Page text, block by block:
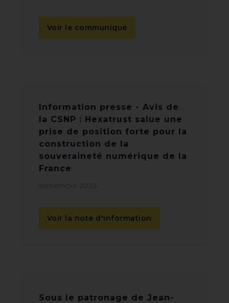
Voir le communiqué
Information presse - Avis de
la CSNP : Hexatrust salue une
prise de position forte pour la
construction de la
souveraineté numérique de la
France
septembre 2023
Voir la note d'information
Sous le patronage de Jean-